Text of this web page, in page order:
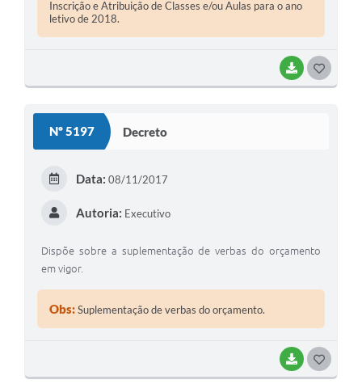
BAIXAR
Inscrição e Atribuição de Classes e/ou Aulas para o ano
letivo de 2018.
Nº 5197 Decreto
BAIXAR
Data: 08/11/2017
Autoria: Executivo
Dispõe sobre a suplementação de verbas do orçamento
em vigor.
Obs:Suplementação de verbas do orçamento.